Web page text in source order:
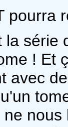
pourra
la série
! Et
avec